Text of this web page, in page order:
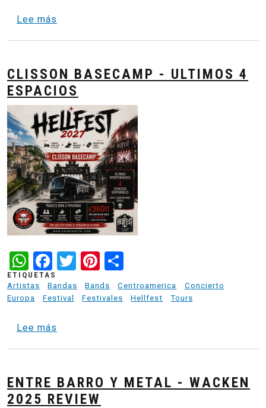
Lee más
CLISSON BASECAMP - ULTIMOS 4
ESPACIOS
WhatsApp
Facebook
TwitterPinterest
ETIQUETAS
Artistas
Bandas Bands Centroamerica
Concierto
Europa
Festival Festivales Hellfest Tours
Lee más
ENTRE BARRO Y METAL - WACKEN
2025 REVIEW